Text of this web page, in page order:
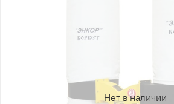
Нет в наличии